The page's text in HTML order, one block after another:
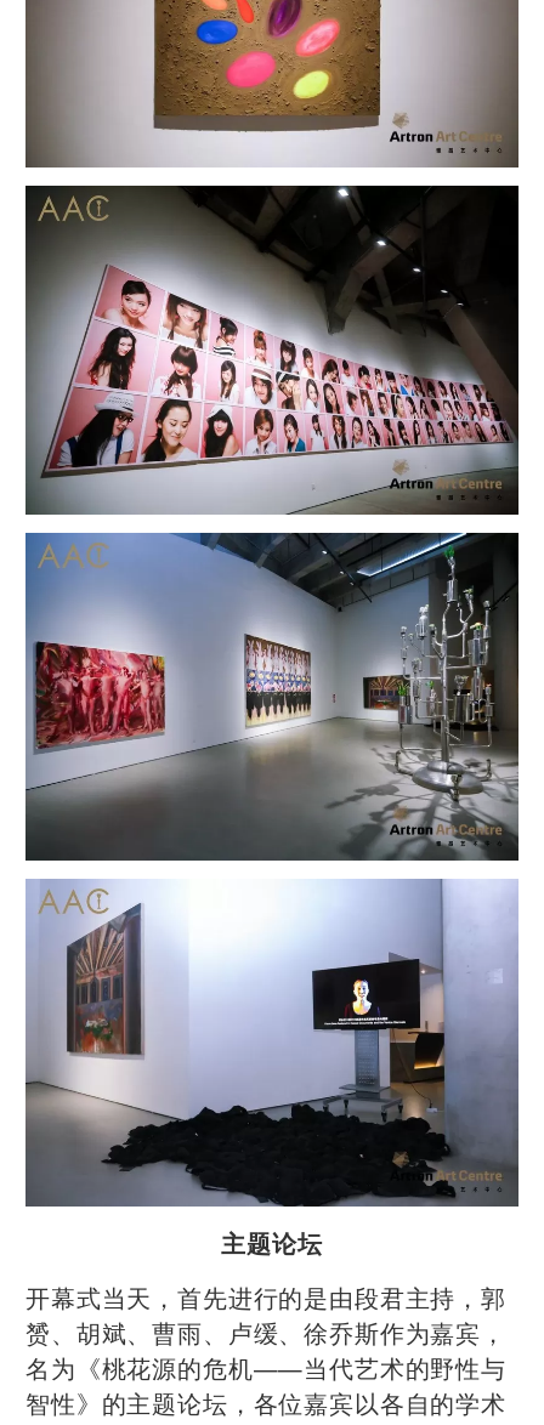
主题论坛
开幕式当天，首先进行的是由段君主持，郭
赟、胡斌、曹雨、卢缓、徐乔斯作为嘉宾，
名为《桃花源的危机——当代艺术的野性与
智性》的主题论坛，各位嘉宾以各自的学术